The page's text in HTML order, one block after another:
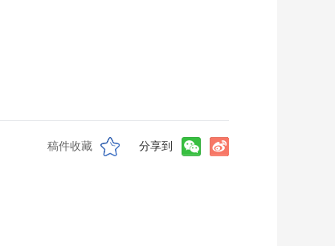
稿件收藏 分享到